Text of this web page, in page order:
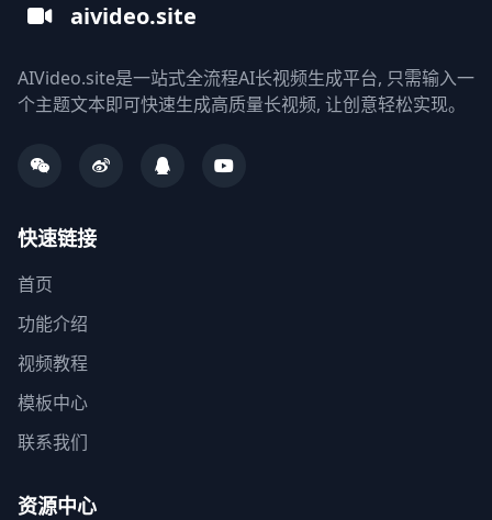
aivideo.site
AIVideo.site是一站式全流程AI长视频生成平台, 只需输入一
个主题文本即可快速生成高质量长视频, 让创意轻松实现。
快速链接
首页
功能介绍
视频教程
模板中心
联系我们
资源中心